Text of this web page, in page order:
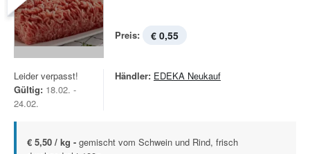
Preis: € 0,55
Leider verpasst!
Gültig: 18.02. -
24.02.
Händler: EDEKA Neukauf
€ 5,50 / kg - gemischt vom Schwein und Rind, frisch